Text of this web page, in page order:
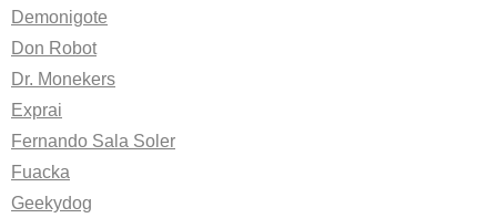
Demonigote
Don Robot
Dr. Monekers
Exprai
Fernando Sala Soler
Fuacka
Geekydog